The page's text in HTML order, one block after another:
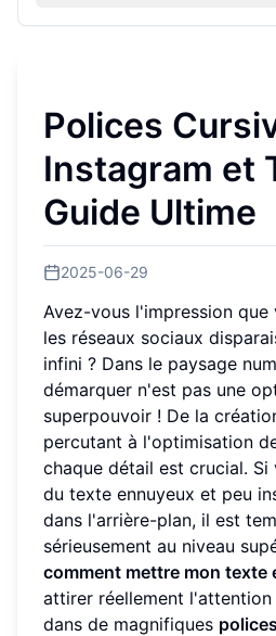
Polices
Instagram et
Guide Ultime
2025-06-29
Avez-vous l'impression
les réseaux sociaux
infini ? Dans le paysage
démarquer n'est pas une
superpouvoir ! De la
percutant à l'optimisation
chaque détail est crucial. Si
du texte ennuyeux et peu
dans l'arrière-plan, il est
sérieusement au niveau
comment mettre mon texte
attirer réellement l'attention
dans de magnifiques